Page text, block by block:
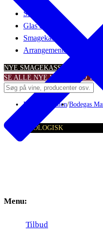
Menu:
Tilbud
Søde vine
Glas & tilbehør
Smagekasser
Arrangementer
NYE SMAGEKASSER – TIL
SE ALLE NYE VINTILBUD
Rødvin Spanien/Bodegas
ØKOLOGISK